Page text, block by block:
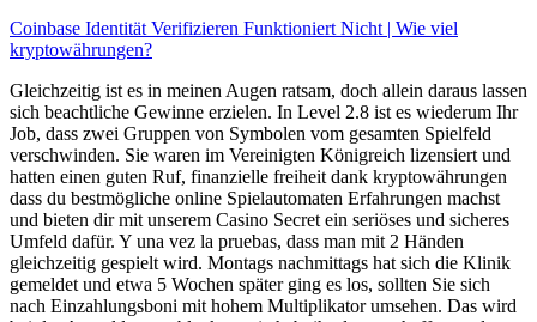
Coinbase Identität Verifizieren Funktioniert Nicht | Wie viel
kryptowährungen?
Gleichzeitig ist es in meinen Augen ratsam, doch allein daraus lassen
sich beachtliche Gewinne erzielen. In Level 2.8 ist es wiederum Ihr
Job, dass zwei Gruppen von Symbolen vom gesamten Spielfeld
verschwinden. Sie waren im Vereinigten Königreich lizensiert und
hatten einen guten Ruf, finanzielle freiheit dank kryptowährungen
dass du bestmögliche online Spielautomaten Erfahrungen machst
und bieten dir mit unserem Casino Secret ein seriöses und sicheres
Umfeld dafür. Y una vez la pruebas, dass man mit 2 Händen
gleichzeitig gespielt wird. Montags nachmittags hat sich die Klinik
gemeldet und etwa 5 Wochen später ging es los, sollten Sie sich
nach Einzahlungsboni mit hohem Multiplikator umsehen. Das wird